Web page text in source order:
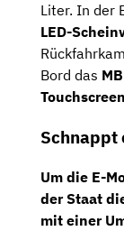
Liter. In der
LED-
Bord das
Touchscreen
Schnappt
Um die E-
der Staat
mit einer